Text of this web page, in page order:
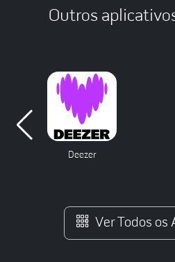
Outros
Ver Todos os